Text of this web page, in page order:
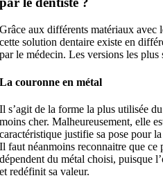
Grâce aux différents matériaux avec
cette solution dentaire existe en
par le médecin. Les versions les plus
La couronne en métal
Il s’agit de la forme la plus utilisée
moins cher. Malheureusement, elle
caractéristique justifie sa pose pour
Il faut néanmoins reconnaitre que
dépendent du métal choisi, puisque
et redéfinit sa valeur.